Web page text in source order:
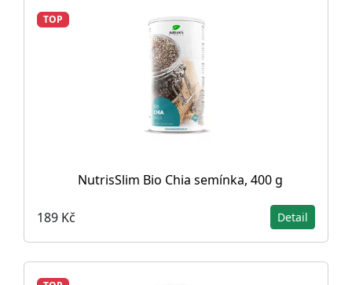
TOP
NutrisSlim Bio Chia semínka, 400 g
189 Kč Detail